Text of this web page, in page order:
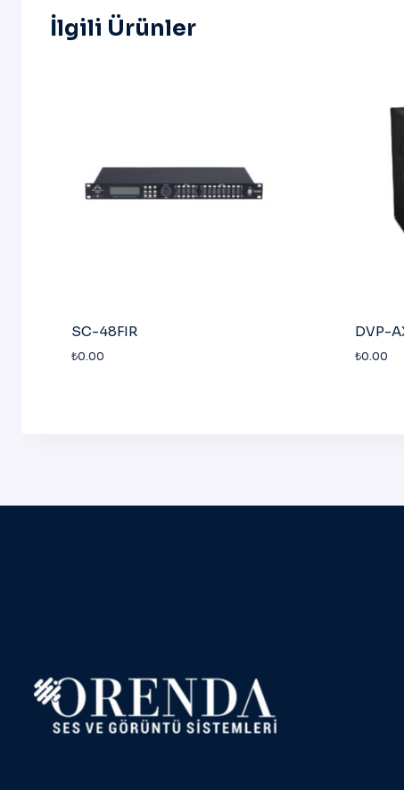
İlgili Ürünler
SC-48FIR
₺0.00
DVP-
₺0.00